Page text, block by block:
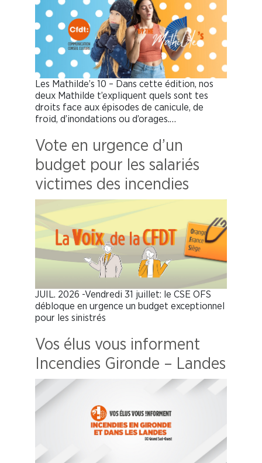
Les Mathilde’s 10 – Dans cette édition, nos
deux Mathilde t’expliquent quels sont tes
droits face aux épisodes de canicule, de
froid, d’inondations ou d’orages.…
Vote en urgence d’un
budget pour les salariés
victimes des incendies
JUIL. 2026 -Vendredi 31 juillet: le CSE OFS
débloque en urgence un budget exceptionnel
pour les sinistrés
Vos élus vous informent
Incendies Gironde – Landes